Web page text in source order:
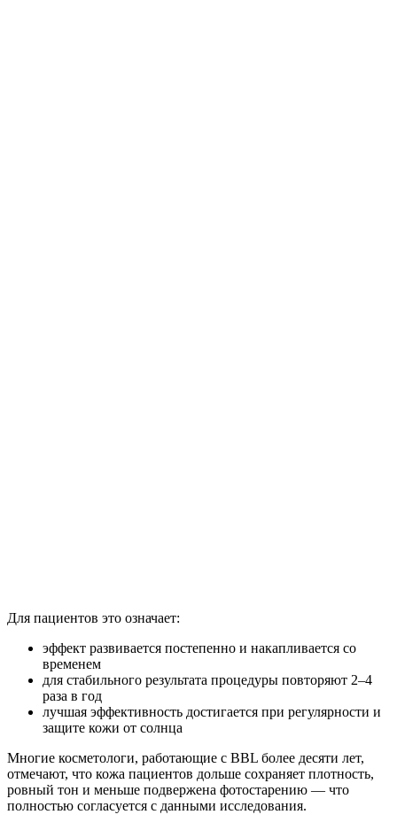
Для пациентов это означает:
эффект развивается постепенно и накапливается со
временем
для стабильного результата процедуры повторяют 2–4
раза в год
лучшая эффективность достигается при регулярности и
защите кожи от солнца
Многие косметологи, работающие с BBL более десяти лет,
отмечают, что кожа пациентов дольше сохраняет плотность,
ровный тон и меньше подвержена фотостарению — что
полностью согласуется с данными исследования.